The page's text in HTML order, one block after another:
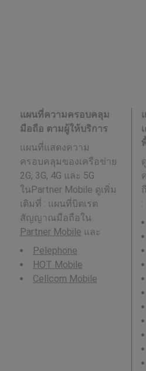
แผนที่ความครอบคลุม
มือถือ ตามผู้ให้บริการ
แผนที่แสดงความ
ครอบคลุมของเครือข่าย
2G, 3G, 4G และ 5G
ในPartner Mobile ดูเพิ่ม
เติมที่ : แผนที่บิตเรต
สัญญาณมือถือใน
Partner Mobile และ
Pelephone
HOT Mobile
Cellcom Mobile
: